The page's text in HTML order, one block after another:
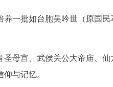
一批如台胞吴吟世（原国
圣母宫、武侯关公大帝庙、
与记忆。